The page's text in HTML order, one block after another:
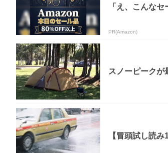
「え、こんな
PR(Amazon)
スノーピークが
【冒頭試し読